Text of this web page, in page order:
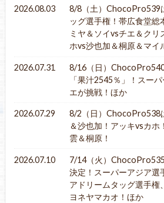
2026.08.03
8/8（土）ChocoPro539
ッグ選手権！帯広食堂総
ミヤ＆ソイvsチエ＆クリ
ホvs沙也加＆桐原＆マイ
2026.07.31
8/16（日）
「果汁2545％」！スー
エが挑戦！ほか
2026.07.29
8/2（日）ChocoPro538
＆沙也加！アッキvsカホ
雲＆桐原！
2026.07.10
7/14（火）
決定！スーパーアジア選
アドリームタッグ選手権
ヨネヤマカオ！ほか